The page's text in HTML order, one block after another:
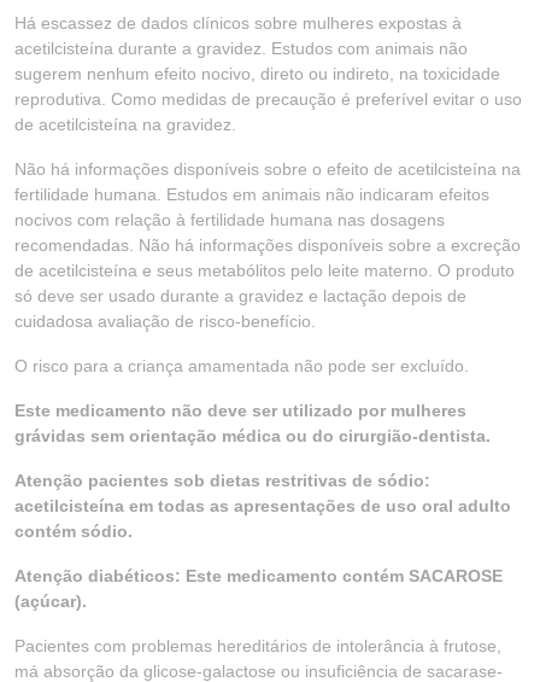
Há escassez de dados clínicos sobre mulheres expostas à
acetilcisteína durante a gravidez. Estudos com animais não
sugerem nenhum efeito nocivo, direto ou indireto, na toxicidade
reprodutiva. Como medidas de precaução é preferível evitar o uso
de acetilcisteína na gravidez.
Não há informações disponíveis sobre o efeito de acetilcisteína na
fertilidade humana. Estudos em animais não indicaram efeitos
nocivos com relação à fertilidade humana nas dosagens
recomendadas. Não há informações disponíveis sobre a excreção
de acetilcisteína e seus metabólitos pelo leite materno. O produto
só deve ser usado durante a gravidez e lactação depois de
cuidadosa avaliação de risco-benefício.
O risco para a criança amamentada não pode ser excluído.
Este medicamento não deve ser utilizado por mulheres
grávidas sem orientação médica ou do cirurgião-dentista.
Atenção pacientes sob dietas restritivas de sódio:
acetilcisteína em todas as apresentações de uso oral adulto
contém sódio.
Atenção diabéticos: Este medicamento contém SACAROSE
(açúcar).
Pacientes com problemas hereditários de intolerância à frutose,
má absorção da glicose-galactose ou insuficiência de sacarase-